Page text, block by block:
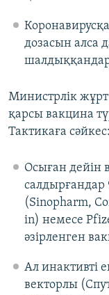
дозасын алса
Министрлік
қарсы вакцина
Тактикаға сәйкес:
Осыған дейін
салдырғандар
(Sinopharm,
in) немесе
әзірленген
Ал инактивті
векторлы